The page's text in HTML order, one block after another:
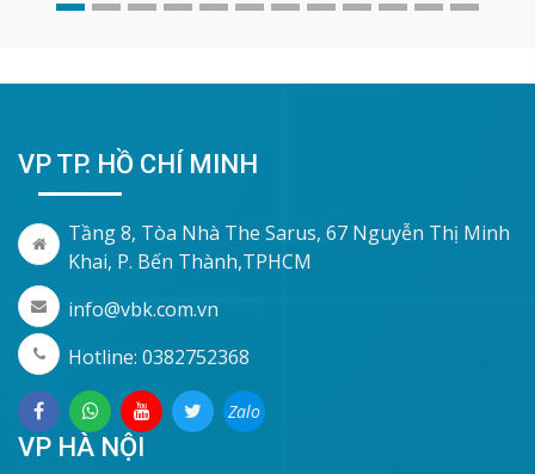
VP TP. HỒ CHÍ MINH
Tầng 8, Tòa Nhà The Sarus, 67 Nguyễn Thị Minh
Khai, P. Bến Thành,TPHCM
info@vbk.com.vn
Hotline: 0382752368
Zalo
VP HÀ NỘI